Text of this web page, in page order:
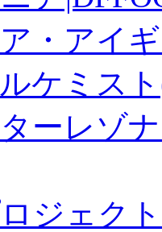
・アイ
ケミス
ーレゾ
ロジェク